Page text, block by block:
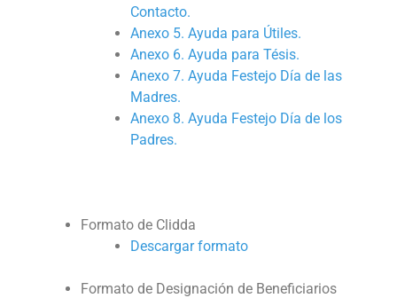
Contacto.
Anexo 5. Ayuda para Útiles.
Anexo 6. Ayuda para Tésis.
Anexo 7. Ayuda Festejo Día de las
Madres.
Anexo 8. Ayuda Festejo Día de los
Padres.
Formato de Clidda
Descargar formato
Formato de Designación de Beneficiarios